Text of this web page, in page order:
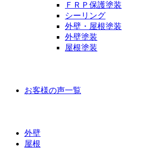
ＦＲＰ保護塗装
シーリング
外壁・屋根塗装
外壁塗装
屋根塗装
お客様の声一覧
外壁
屋根